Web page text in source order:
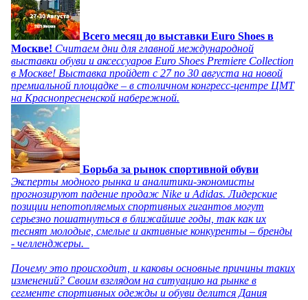
Всего месяц до выставки Euro Shoes в
Москве! Считаем дни для главной международной
выставки обуви и аксессуаров Euro Shoes Premiere Collection
в Москве! Выставка пройдет с 27 по 30 августа на новой
премиальной площадке – в столичном конгресс-центре ЦМТ
на Краснопресненской набережной.
Борьба за рынок спортивной обуви
Эксперты модного рынка и аналитики-экономисты
прогнозируют падение продаж Nike и Adidas. Лидерские
позиции непотопляемых спортивных гигантов могут
серьезно пошатнуться в ближайшие годы, так как их
теснят молодые, смелые и активные конкуренты – бренды
- челленджеры.
Почему это происходит, и каковы основные причины таких
изменений? Своим взглядом на ситуацию на рынке в
сегменте спортивных одежды и обуви делится Дания